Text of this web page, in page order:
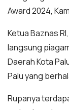
Award 2024,
Ketua Baznas
langsung
Daerah Kota
Palu yang
Rupanya